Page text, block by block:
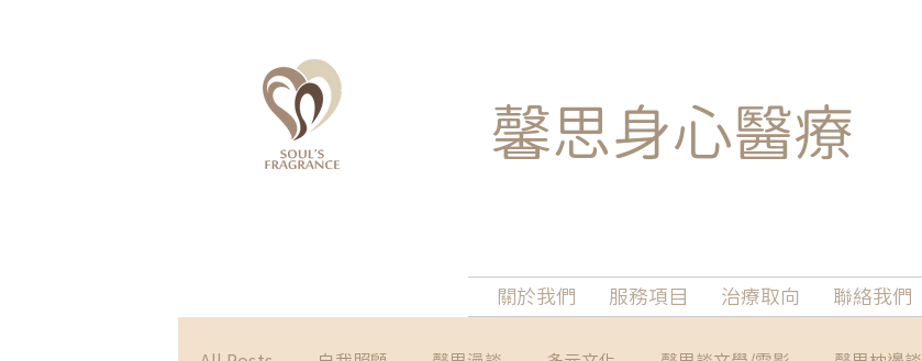
馨思身心醫療
關於我們 服務項目 治療取向 聯絡我們